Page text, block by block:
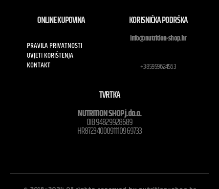
ONLINE KUPOVINA
PRAVILA PRIVATNOSTI
UVJETI KORIŠTENJA
KONTAKT
KORISNIČKA PODRŠKA
info@nutrition-shop.hr
+385959624563
TVRTKA
NUTRITION SHOP j.do.o.
OIB 94829928689
HR8723400091110969733